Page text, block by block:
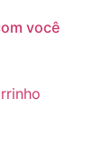
você